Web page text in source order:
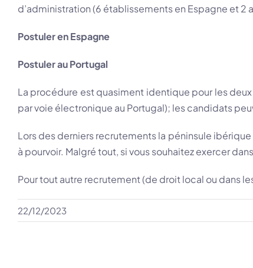
d’administration (6 établissements en Espagne et 2
Postuler en Espagne
Postuler au Portugal
La procédure est quasiment identique pour les
par voie électronique au Portugal); les candidats
Lors des derniers recrutements la péninsule
à pourvoir. Malgré tout, si vous souhaitez exercer
Pour tout autre recrutement (de droit local ou dans
22/12/2023